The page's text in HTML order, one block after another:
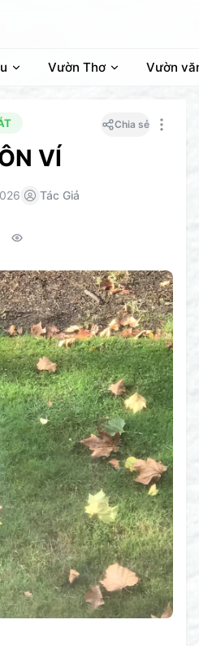
Vườn Thơ Vườn
VÍ
Chia sẻ
Tác Giả